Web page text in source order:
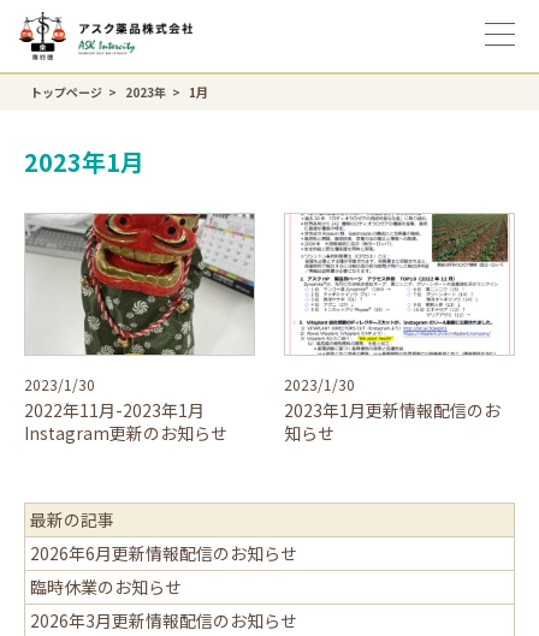
トップページ 2023年 1月
2023年1月
2023/1/30
2022年11月-2023年1月
Instagram更新のお知らせ
2023/1/30
2023年1月更新情報配信のお
知らせ
最新の記事
2026年6月更新情報配信のお知らせ
臨時休業のお知らせ
2026年3月更新情報配信のお知らせ